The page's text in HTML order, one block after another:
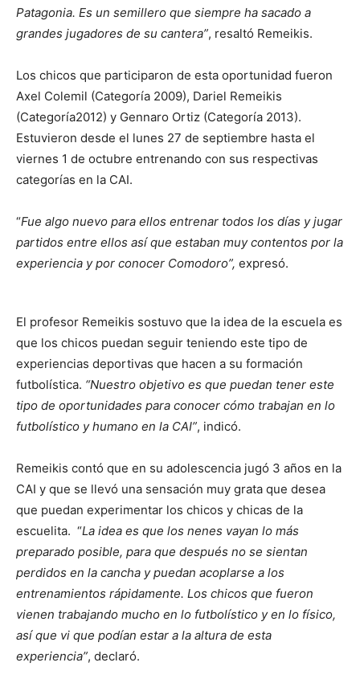
Patagonia. Es un semillero que siempre ha sacado a
grandes jugadores de su cantera”, resaltó Remeikis.
Los chicos que participaron de esta oportunidad fueron
Axel Colemil (Categoría 2009), Dariel Remeikis
(Categoría2012) y Gennaro Ortiz (Categoría 2013).
Estuvieron desde el lunes 27 de septiembre hasta el
viernes 1 de octubre entrenando con sus respectivas
categorías en la CAI.
“Fue algo nuevo para ellos entrenar todos los días y jugar
partidos entre ellos así que estaban muy contentos por la
experiencia y por conocer Comodoro”, expresó.
El profesor Remeikis sostuvo que la idea de la escuela es
que los chicos puedan seguir teniendo este tipo de
experiencias deportivas que hacen a su formación
futbolística. “Nuestro objetivo es que puedan tener este
tipo de oportunidades para conocer cómo trabajan en lo
futbolístico y humano en la CAI”, indicó.
Remeikis contó que en su adolescencia jugó 3 años en la
CAI y que se llevó una sensación muy grata que desea
que puedan experimentar los chicos y chicas de la
escuelita. “La idea es que los nenes vayan lo más
preparado posible, para que después no se sientan
perdidos en la cancha y puedan acoplarse a los
entrenamientos rápidamente. Los chicos que fueron
vienen trabajando mucho en lo futbolístico y en lo físico,
así que vi que podían estar a la altura de esta
experiencia”, declaró.